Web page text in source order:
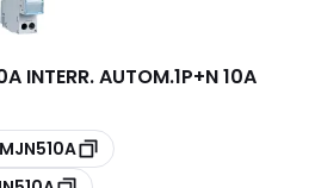
INTERR. AUTOM.1P+N 10A